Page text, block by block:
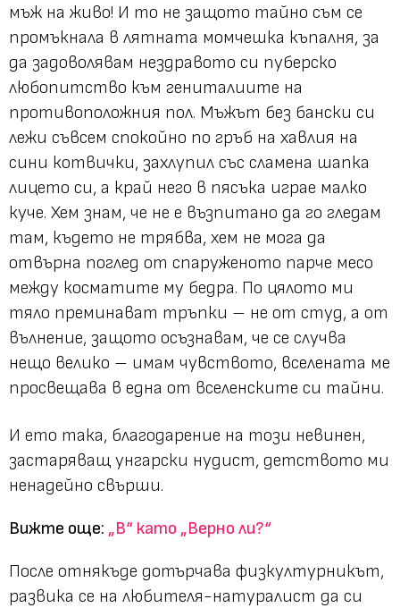
мъж на живо! И то не защото тайно съм се
промъкнала в лятната момчешка къпалня, за
да задоволявам нездравото си пуберско
любопитство към гениталиите на
противоположния пол. Мъжът без бански си
лежи съвсем спокойно по гръб на хавлия на
сини котвички, захлупил със сламена шапка
лицето си, а край него в пясъка играе малко
куче. Хем знам, че не е възпитано да го гледам
там, където не трябва, хем не мога да
отвърна поглед от спаруженото парче месо
между косматите му бедра. По цялото ми
тяло преминават тръпки – не от студ, а от
вълнение, защото осъзнавам, че се случва
нещо велико – имам чувството, вселената ме
просвещава в една от вселенските си тайни.
И ето така, благодарение на този невинен,
застаряващ унгарски нудист, детството ми
ненадейно свърши.
Вижте още: „В“ като „Верно ли?“
После отнякъде дотърчава физкултурникът,
развика се на любителя-натуралист да си